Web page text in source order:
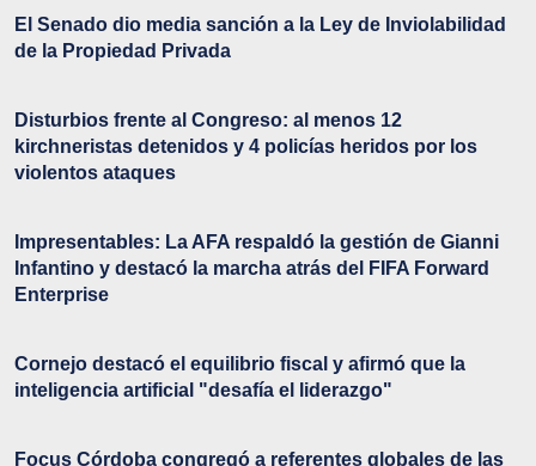
El Senado dio media sanción a la Ley de Inviolabilidad
de la Propiedad Privada
Disturbios frente al Congreso: al menos 12
kirchneristas detenidos y 4 policías heridos por los
violentos ataques
Impresentables: La AFA respaldó la gestión de Gianni
Infantino y destacó la marcha atrás del FIFA Forward
Enterprise
Cornejo destacó el equilibrio fiscal y afirmó que la
inteligencia artificial "desafía el liderazgo"
Focus Córdoba congregó a referentes globales de las